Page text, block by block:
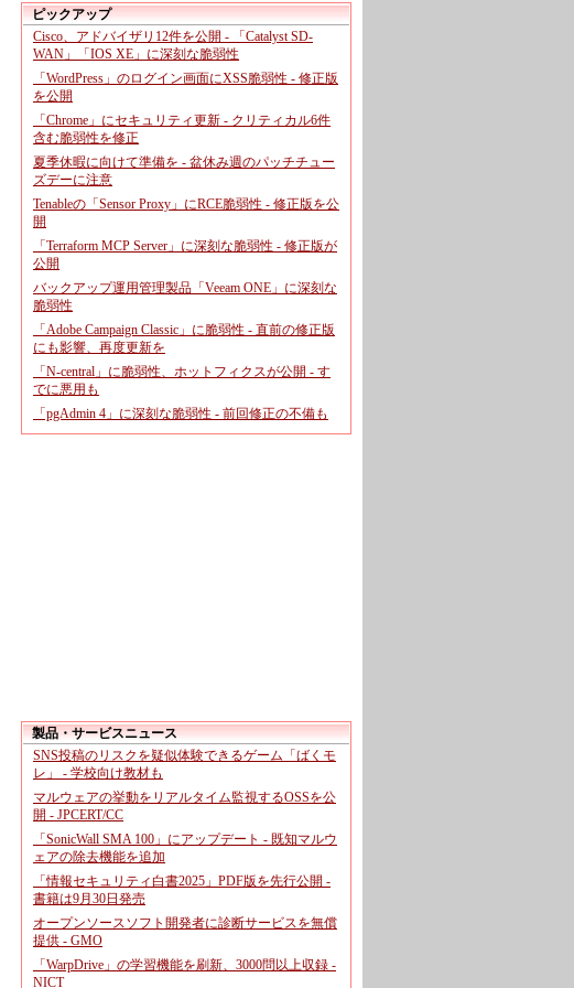
ピックアップ
Cisco、アドバイザリ12件を公開 - 「Catalyst SD-
WAN」「IOS XE」に深刻な脆弱性
「WordPress」のログイン画面にXSS脆弱性 - 修正版
を公開
「Chrome」にセキュリティ更新 - クリティカル6件
含む脆弱性を修正
夏季休暇に向けて準備を - 盆休み週のパッチチュー
ズデーに注意
Tenableの「Sensor Proxy」にRCE脆弱性 - 修正版を公
開
「Terraform MCP Server」に深刻な脆弱性 - 修正版が
公開
バックアップ運用管理製品「Veeam ONE」に深刻な
脆弱性
「Adobe Campaign Classic」に脆弱性 - 直前の修正版
にも影響、再度更新を
「N-central」に脆弱性、ホットフィクスが公開 - す
でに悪用も
「pgAdmin 4」に深刻な脆弱性 - 前回修正の不備も
製品・サービスニュース
SNS投稿のリスクを疑似体験できるゲーム「ばくモ
レ」 - 学校向け教材も
マルウェアの挙動をリアルタイム監視するOSSを公
開 - JPCERT/CC
「SonicWall SMA 100」にアップデート - 既知マルウ
ェアの除去機能を追加
「情報セキュリティ白書2025」PDF版を先行公開 -
書籍は9月30日発売
オープンソースソフト開発者に診断サービスを無償
提供 - GMO
「WarpDrive」の学習機能を刷新、3000問以上収録 -
NICT